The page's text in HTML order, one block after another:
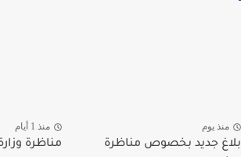
يوم
جديد بخصوص مناظرة
منذ 1 أيام